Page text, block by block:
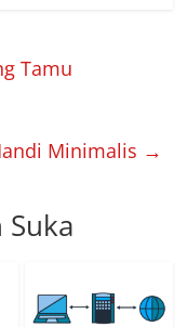
Tamu
Minimalis →
Suka